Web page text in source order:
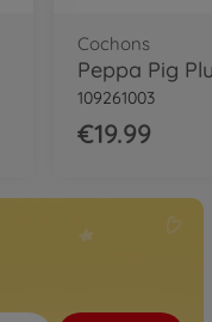
Cochons
109261003
€19.99